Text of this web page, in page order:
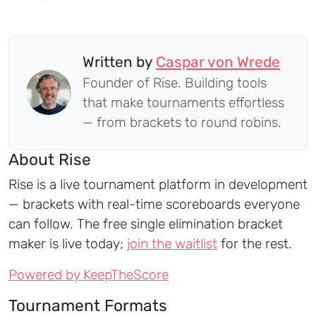
Written by Caspar von Wrede
Founder of Rise. Building tools
that make tournaments effortless
— from brackets to round robins.
About Rise
Rise is a live tournament platform in development
— brackets with real-time scoreboards everyone
can follow. The free single elimination bracket
maker is live today; join the waitlist for the rest.
Powered by KeepTheScore
Tournament Formats